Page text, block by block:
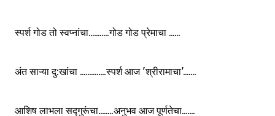
स्पर्श गोड तो स्वप्नांचा...........गोड गोड प्रेमाचा ......
अंत साऱ्या दु:खांचा ..............स्पर्श आज 'श्रीरामाचा'.......
आशिष लाभला सद्गुरूंचा........अनुभव आज पूर्णतेचा.......